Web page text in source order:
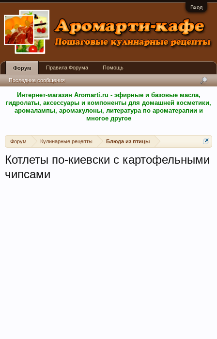
Вход
Интернет-магазин Aromarti.ru - эфирные и базовые масла,
гидролаты, аксессуары и компоненты для домашней косметики,
аромалампы, аромакулоны, литература по ароматерапии и
многое другое
Форум Кулинарные рецепты Блюда из птицы
Котлеты по-киевски с картофельными
чипсами
Форум
Последние сообщения
Правила Форума Помощь